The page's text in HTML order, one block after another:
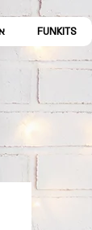
FUNKITS